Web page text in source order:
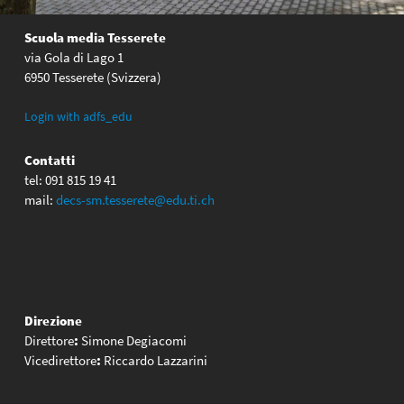
Scuola media Tesserete
via Gola di Lago 1
6950 Tesserete (Svizzera)
Login with adfs_edu
Contatti
tel: 091 815 19 41
mail: decs-sm.tesserete@edu.ti.ch
Direzione
Direttore: Simone Degiacomi
Vicedirettore: Riccardo Lazzarini